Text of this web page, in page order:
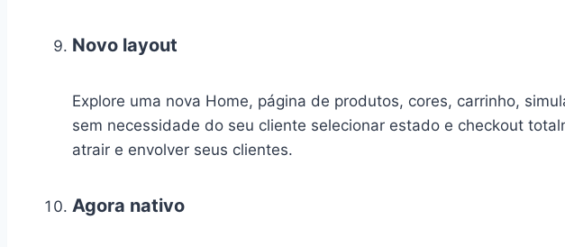
Novo layout
Explore uma nova Home, página de produtos, cores, carrinho,
sem necessidade do seu cliente selecionar estado e checkout
atrair e envolver seus clientes.
Agora nativo